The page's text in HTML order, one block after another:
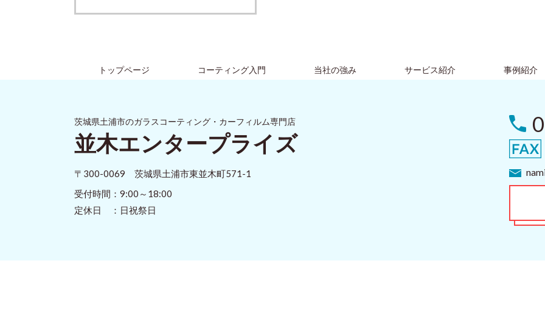
トップページ コーティング入門 当社の強み サービス紹介 事例紹介
茨城県土浦市のガラスコーティング・カーフィルム専門店
並木エンタープライズ
〒300-0069 茨城県土浦市東並木町571-1
受付時間：9:00～18:00
定休日 ：日祝祭日